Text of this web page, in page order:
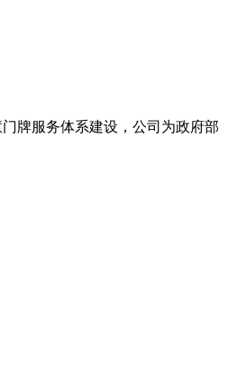
牌服务体系建设，公司为政府部